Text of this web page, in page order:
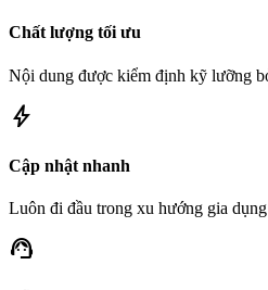
Chất lượng tối ưu
Nội dung được kiểm định kỹ lưỡng
bolt
Cập nhật nhanh
Luôn đi đầu trong xu hướng gia
support_agent